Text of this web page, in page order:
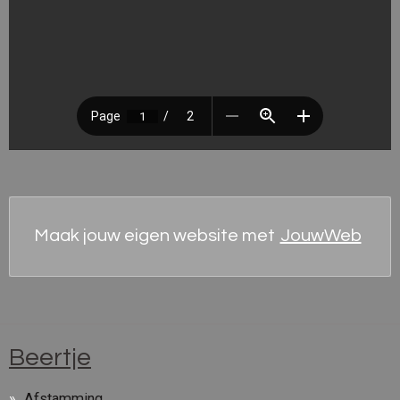
Maak jouw eigen website met JouwWeb
Beertje